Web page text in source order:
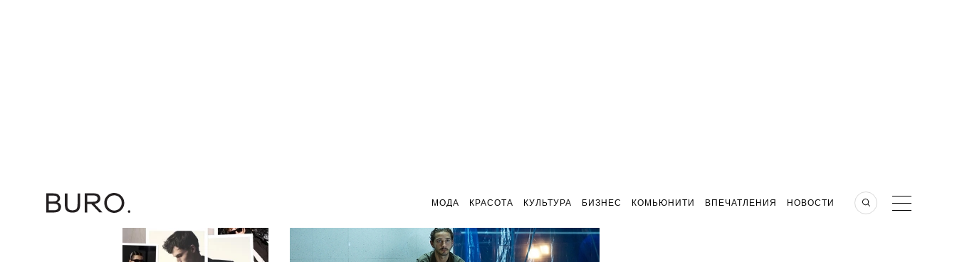
МОДА КРАСОТА КУЛЬТУРА БИЗНЕС КОМЬЮНИТИ ВПЕЧАТЛЕНИЯ НОВОСТИ